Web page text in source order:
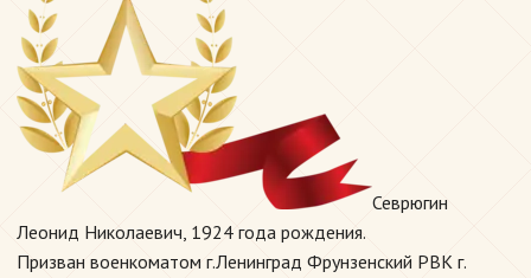
Севрюгин
Леонид Николаевич, 1924 года рождения.
Призван военкоматом г.Ленинград Фрунзенский РВК г.